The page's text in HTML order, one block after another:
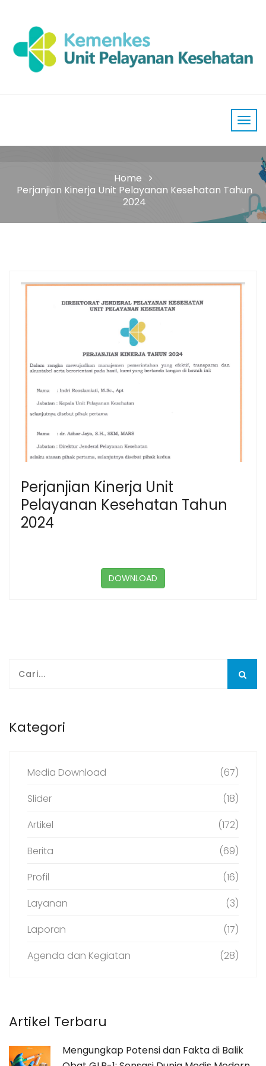
Home
Perjanjian Kinerja Unit Pelayanan Kesehatan Tahun
2024
Perjanjian Kinerja Unit
Pelayanan Kesehatan Tahun
2024
DOWNLOAD
Kategori
Media Download
(67)
Slider
(18)
Artikel
(172)
Berita
(69)
Profil
(16)
Layanan
(3)
Laporan
(17)
Agenda dan Kegiatan
(28)
Artikel Terbaru
Mengungkap Potensi dan Fakta di Balik